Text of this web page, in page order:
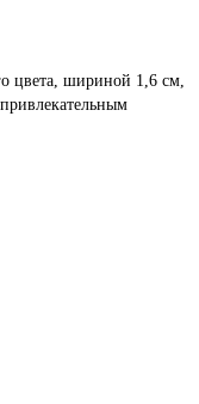
цвета, шириной 1,6 см,